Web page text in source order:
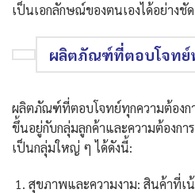
เป็นเอกลักษณ์ของตนเองได้อย่างชั
ผลิตภัณฑ์ที่ตอบโจทย์
ผลิตภัณฑ์ที่ตอบโจทย์ทุกความต้องก
ขึ้นอยู่กับกลุ่มลูกค้าและความต้องกา
เป็นกลุ่มใหญ่ ๆ ได้ดังนี้:
สุขภาพและความงาม: สินค้าที่เ